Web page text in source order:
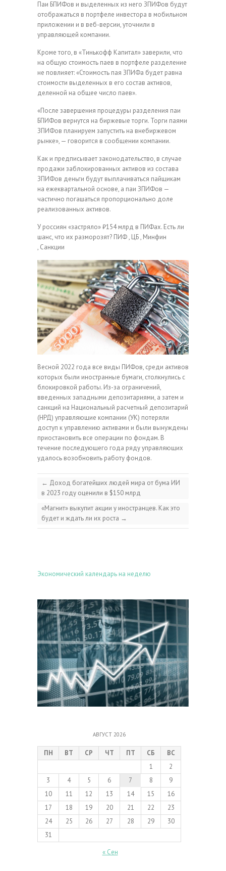
Паи БПИФов и выделенных из него ЗПИФов будут
отображаться в портфеле инвестора в мобильном
приложении и в веб-версии, уточнили в
управляющей компании.
Кроме того, в «Тинькофф Капитал» заверили, что
на общую стоимость паев в портфеле разделение
не повлияет: «Стоимость пая ЗПИФа будет равна
стоимости выделенных в его состав активов,
деленной на общее число паев».
«После завершения процедуры разделения паи
БПИФов вернутся на биржевые торги. Торги паями
ЗПИФов планируем запустить на внебиржевом
рынке», — говорится в сообщении компании.
Как и предписывает законодательство, в случае
продажи заблокированных активов из состава
ЗПИФов деньги будут выплачиваться пайщикам
на ежеквартальной основе, а паи ЗПИФов —
частично погашаться пропорционально доле
реализованных активов.
У россиян «застряло» ₽154 млрд в ПИФах. Есть ли
шанс, что их разморозят? ПИФ , ЦБ , Минфин
, Санкции
Весной 2022 года все виды ПИФов, среди активов
которых были иностранные бумаги, столкнулись с
блокировкой работы. Из-за ограничений,
введенных западными депозитариями, а затем и
санкций на Национальный расчетный депозитарий
(НРД) управляющие компании (УК) потеряли
доступ к управлению активами и были вынуждены
приостановить все операции по фондам. В
течение последующего года ряду управляющих
удалось возобновить работу фондов.
← Доход богатейших людей мира от бума ИИ
в 2023 году оценили в $150 млрд
«Магнит» выкупит акции у иностранцев. Как это
будет и ждать ли их роста →
Экономический календарь на неделю
АВГУСТ 2026
ПН ВТ СР ЧТ ПТ СБ
ВС
1
2
3
4 5 6 7 8
9
10
11 12 13 14 15
16
17
18 19 20 21 22
23
24
25 26 27 28 29
30
31
« Сен